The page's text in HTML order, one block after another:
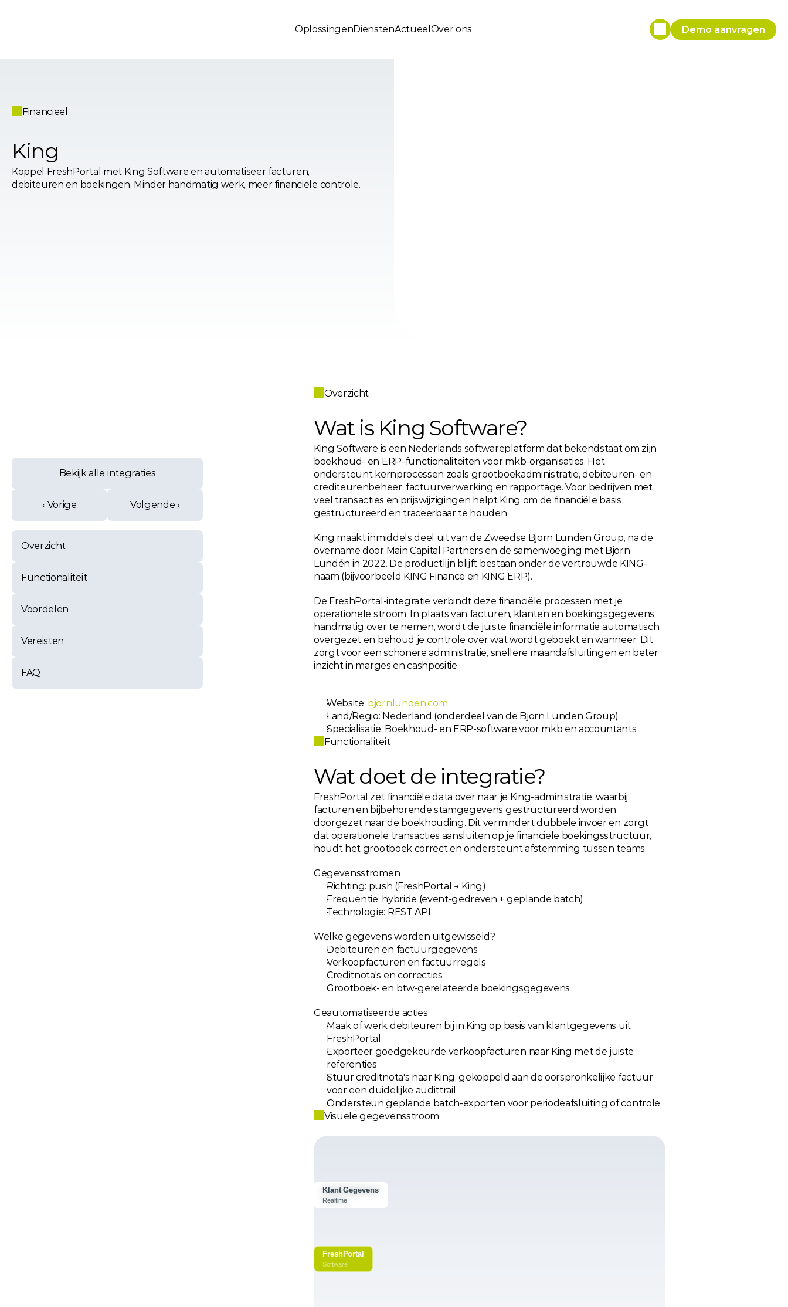
OplossingenDienstenActueel Over ons Demo aanvragen
Financieel
King
Koppel FreshPortal met King Software en automatiseer facturen,
debiteuren en boekingen. Minder handmatig werk, meer financiële controle.
Bekijk alle integraties
‹ Vorige Volgende ›
Overzicht
Functionaliteit
Voordelen
Vereisten
FAQ
Overzicht
Wat is King Software?
King Software is een Nederlands softwareplatform dat bekendstaat om zijn
boekhoud- en ERP-functionaliteiten voor mkb-organisaties. Het
ondersteunt kernprocessen zoals grootboekadministratie, debiteuren- en
crediteurenbeheer, factuurverwerking en rapportage. Voor bedrijven met
veel transacties en prijswijzigingen helpt King om de financiële basis
gestructureerd en traceerbaar te houden.
King maakt inmiddels deel uit van de Zweedse Bjorn Lunden Group, na de
overname door Main Capital Partners en de samenvoeging met Björn
Lundén in 2022. De productlijn blijft bestaan onder de vertrouwde KING-
naam (bijvoorbeeld KING Finance en KING ERP).
De FreshPortal-integratie verbindt deze financiële processen met je
operationele stroom. In plaats van facturen, klanten en boekingsgegevens
handmatig over te nemen, wordt de juiste financiële informatie automatisch
overgezet en behoud je controle over wat wordt geboekt en wanneer. Dit
zorgt voor een schonere administratie, snellere maandafsluitingen en beter
inzicht in marges en cashpositie.
Website: bjornlunden.com
Land/Regio: Nederland (onderdeel van de Bjorn Lunden Group)
Specialisatie: Boekhoud- en ERP-software voor mkb en accountants
Functionaliteit
Wat doet de integratie?
FreshPortal zet financiële data over naar je King-administratie, waarbij
facturen en bijbehorende stamgegevens gestructureerd worden
doorgezet naar de boekhouding. Dit vermindert dubbele invoer en zorgt
dat operationele transacties aansluiten op je financiële boekingsstructuur,
houdt het grootboek correct en ondersteunt afstemming tussen teams.
Gegevensstromen
Richting: push (FreshPortal → King)
Frequentie: hybride (event-gedreven + geplande batch)
Technologie: REST API
Welke gegevens worden uitgewisseld?
Debiteuren en factuurgegevens
Verkoopfacturen en factuurregels
Creditnota's en correcties
Grootboek- en btw-gerelateerde boekingsgegevens
Geautomatiseerde acties
Maak of werk debiteuren bij in King op basis van klantgegevens uit
FreshPortal
Exporteer goedgekeurde verkoopfacturen naar King met de juiste
referenties
Stuur creditnota's naar King, gekoppeld aan de oorspronkelijke factuur
voor een duidelijke audittrail
Ondersteun geplande batch-exporten voor periodeafsluiting of controle
Visuele gegevensstroom
Klant Gegevens
Realtime
Klant Gegevens
Realtime
Klant Gegevens
Realtime
FreshPortal
Software